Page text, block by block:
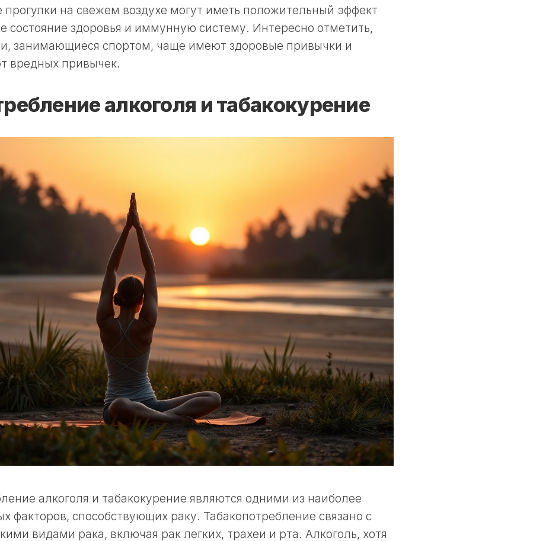
прогулки на свежем воздухе могут иметь положительный эффект
состояние здоровья и иммунную систему. Интересно отметить,
занимающиеся спортом, чаще имеют здоровые привычки и
вредных привычек.
алкоголя и табакокурение
алкоголя и табакокурение являются одними из наиболее
факторов, способствующих раку. Табакопотребление связано с
видами рака, включая рак легких, трахеи и рта. Алкоголь, хотя